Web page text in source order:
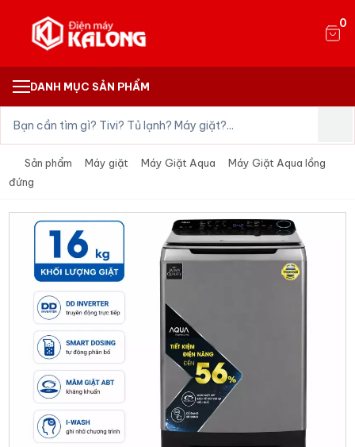
0
DANH MỤC SẢN PHẨM
Sản phẩm Máy giặt Máy Giặt Aqua
Máy Giặt Aqua lồng
đứng